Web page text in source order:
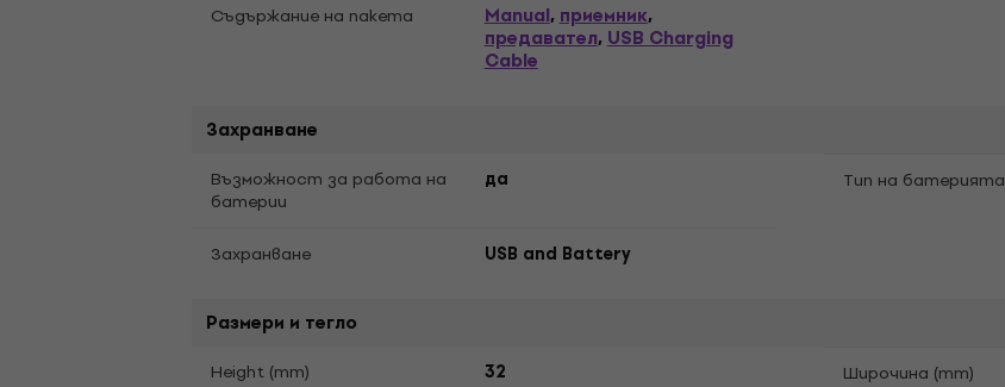
Съдържание на пакета Manual,приемник,
предавател,USB Charging
Cable
Захранване
Възможност за работа на
батерии
да Tип на батерията
Захранване USB and Battery
Размери и тегло
Height (mm) 32 Широчина (mm)